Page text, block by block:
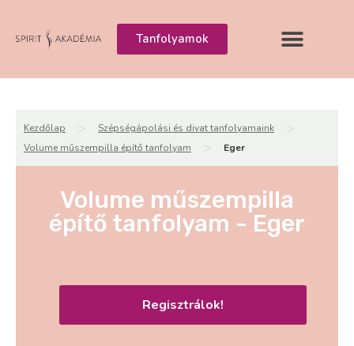
Tanfolyamok
Kezdőlap > Szépségápolási és divat tanfolyamaink >
Volume műszempilla építő tanfolyam > Eger
Volume műszempilla
építő tanfolyam - Eger
Regisztrálok!